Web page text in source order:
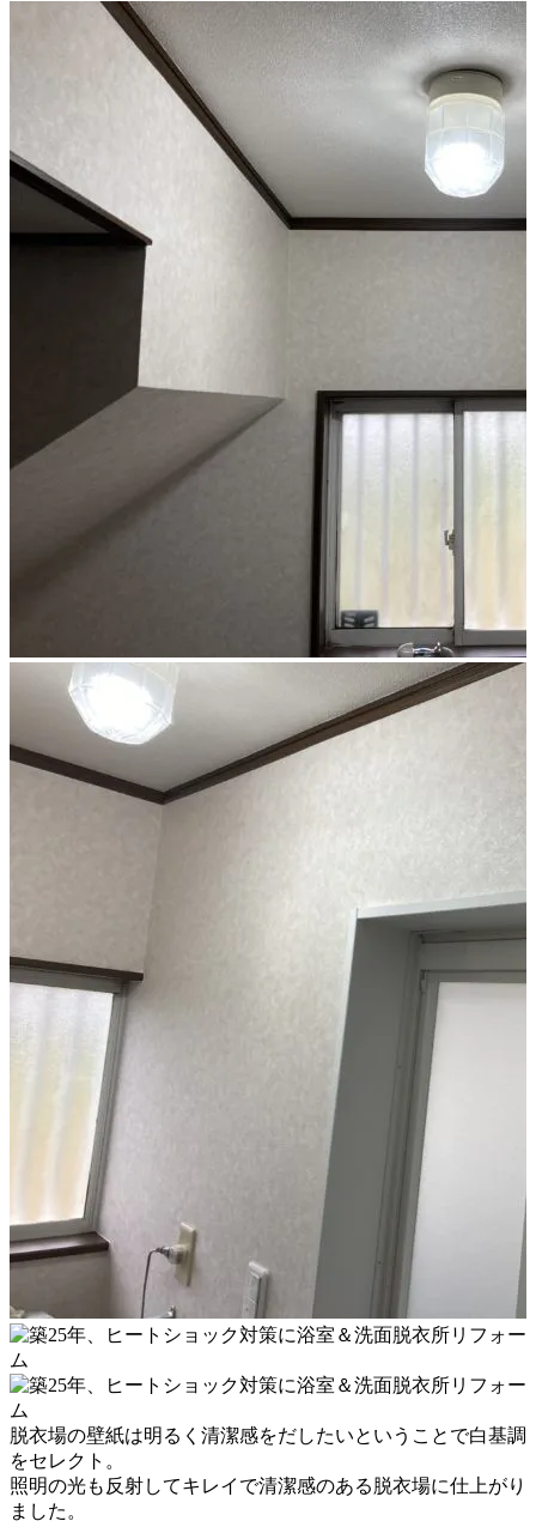
脱衣場の壁紙は明るく清潔感をだしたいということで白基調
をセレクト。
照明の光も反射してキレイで清潔感のある脱衣場に仕上がり
ました。